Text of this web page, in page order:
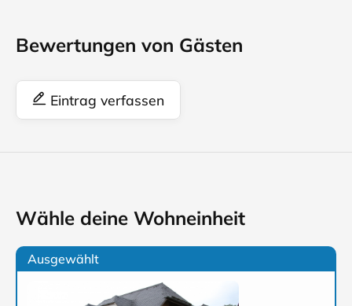
Bewertungen von Gästen
Eintrag verfassen
Wähle deine Wohneinheit
Ausgewählt